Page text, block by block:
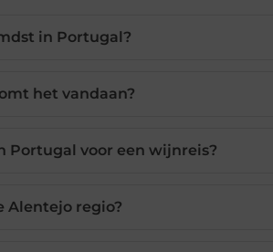
in Portugal?
het vandaan?
Portugal voor een wijnreis?
Alentejo regio?